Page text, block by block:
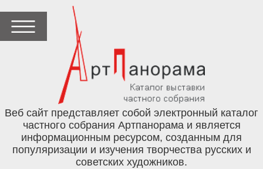
Веб сайт представляет собой электронный каталог
частного собрания Артпанорама и является
информационным ресурсом, созданным для
популяризации и изучения творчества русских и
советских художников.